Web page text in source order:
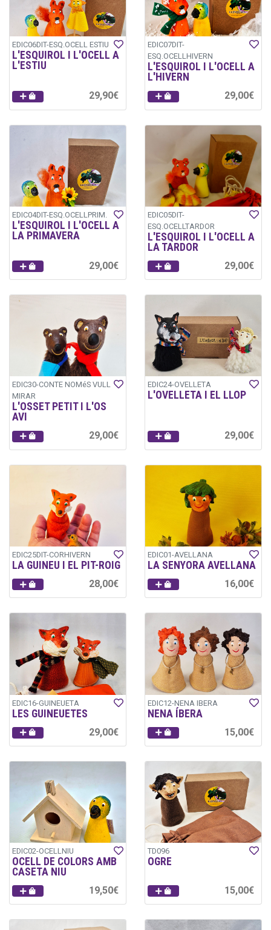
EDIC06DIT-ESQ.OCELL ESTIU
L'ESQUIROL I L'OCELL A
L'ESTIU
29,90€
EDIC07DIT-
ESQ.OCELLHIVERN
L'ESQUIROL I L'OCELL A
L'HIVERN
29,00€
EDIC04DIT-ESQ.OCELLPRIM.
L'ESQUIROL I L'OCELL A
LA PRIMAVERA
29,00€
EDIC05DIT-
ESQ.OCELLTARDOR
L'ESQUIROL I L'OCELL A
LA TARDOR
29,00€
EDIC30-CONTE NOMéS VULL
MIRAR
L'OSSET PETIT I L'OS
AVI
29,00€
EDIC24-OVELLETA
L'OVELLETA I EL LLOP
29,00€
EDIC25DIT-CORHIVERN
LA GUINEU I EL PIT-ROIG
28,00€
EDIC01-AVELLANA
LA SENYORA AVELLANA
16,00€
EDIC16-GUINEUETA
LES GUINEUETES
29,00€
EDIC12-NENA IBERA
NENA ÍBERA
15,00€
EDIC02-OCELLNIU
OCELL DE COLORS AMB
CASETA NIU
19,50€
TD096
OGRE
15,00€